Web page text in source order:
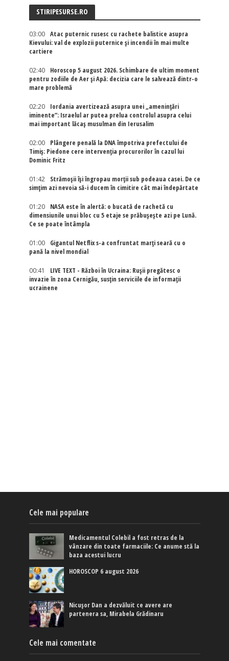
STIRIPESURSE.RO
03:00
Atac puternic rusesc cu rachete balistice asupra
Kievului: val de explozii puternice și incendii în mai multe
cartiere
02:40
Horoscop 5 august 2026. Schimbare de ultim moment
pentru zodiile de Aer și Apă: decizia care le salvează dintr-o
mare problemă
02:20
Iordania avertizează asupra unei „amenințări
iminente”: Israelul ar putea prelua controlul asupra celui
mai important lăcaș musulman din Ierusalim
02:00
Plângere penală la DNA împotriva prefectului de
Timiș: Piedone cere intervenția procurorilor în cazul lui
Dominic Fritz
01:42
Strămoșii își îngropau morții sub podeaua casei. De ce
simțim azi nevoia să-i ducem în cimitire cât mai îndepărtate
01:20
NASA este în alertă: o bucată de rachetă cu
dimensiunile unui bloc cu 5 etaje se prăbușește azi pe Lună.
Ce se poate întâmpla
01:00
Gigantul Netflix s-a confruntat marţi seară cu o
pană la nivel mondial
00:41
LIVE TEXT - Război în Ucraina: Rușii pregătesc o
invazie în zona Cernigău, susțin serviciile de informații
ucrainene
Cele mai populare
Medicamentul Colebil a fost retras de la
vânzare din toate farmaciile: Ce anume stă la
baza acestui lucru
HOROSCOP 6 august 2026
Nicușor Dan a dezvăluit ce avere are
partenera sa, Mirabela Grădinaru
Cele mai comentate